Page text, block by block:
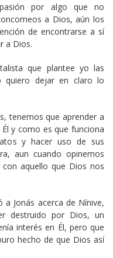
por algo que no
a Dios, aún los
de encontrarse a sí
a Dios.
que plantee yo las
quiero dejar en claro lo
tenemos que aprender a
y como es que funciona
y hacer uso de sus
aun cuando opinemos
aquello que Dios nos
Jonás acerca de Nínive,
destruido por Dios, un
interés en Él, pero que
hecho de que Dios así